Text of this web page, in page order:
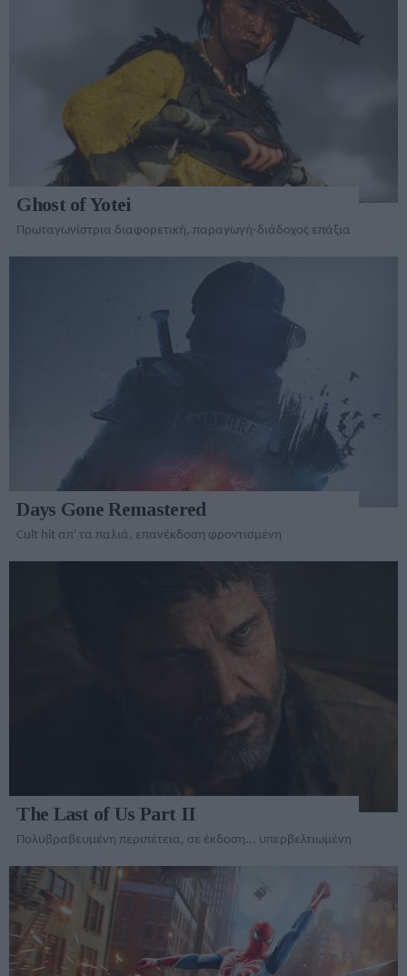
Ghost of Yotei
Πρωταγωνίστρια διαφορετική, παραγωγή-διάδοχος επάξια
Days Gone Remastered
Cult hit απ' τα παλιά, επανέκδοση φροντισμένη
The Last of Us Part II
Πολυβραβευμένη περιπέτεια, σε έκδοση... υπερβελτιωμένη